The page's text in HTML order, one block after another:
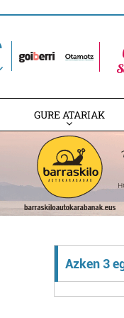
GURE ATARIAK
Azken 3